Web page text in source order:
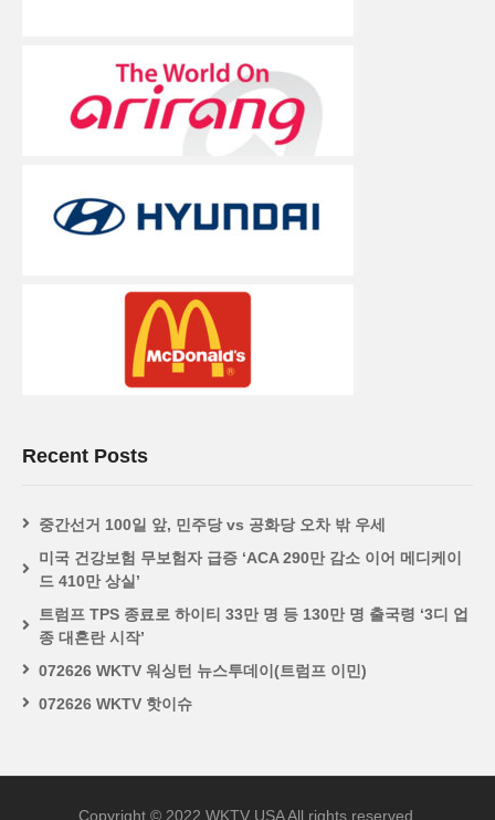
Recent Posts
중간선거 100일 앞, 민주당 vs 공화당 오차 밖 우세
미국 건강보험 무보험자 급증 ‘ACA 290만 감소 이어 메디케이
드 410만 상실’
트럼프 TPS 종료로 하이티 33만 명 등 130만 명 출국령 ‘3디 업
종 대혼란 시작’
072626 WKTV 워싱턴 뉴스투데이(트럼프 이민)
072626 WKTV 핫이슈
Copyright © 2022 WKTV USA All rights reserved.